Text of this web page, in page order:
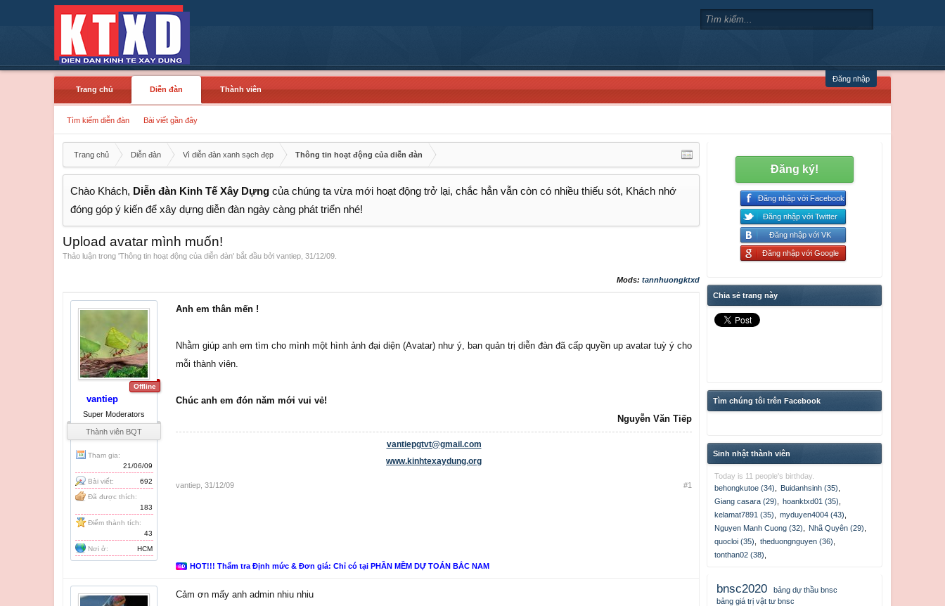
Đăng nhập
Trang chủ
Diễn đàn
Tìm kiếm diễn đàn Bài viết gần đây
Thành viên
Trang chủ Diễn đàn Vì diễn đàn xanh sạch đẹp Thông tin hoạt động của diễn đàn
Chào Khách, Diễn đàn Kinh Tế Xây Dựng của chúng ta vừa mới hoạt động trở lại, chắc hẳn vẫn còn có nhiều thiếu sót, Khách nhớ
đóng góp ý kiến để xây dựng diễn đàn ngày càng phát triển nhé!
Upload avatar mình muốn!
Thảo luận trong 'Thông tin hoạt động của diễn đàn' bắt đầu bởi vantiep 31/12/09
Mods: tannhuongktxd
Offline
vantiep
Super Moderators
Thành viên BQT
Tham gia:
21/06/09
Bài viết:
692
Đã được thích:
183
Điểm thành tích:
43
Nơi ở:
HCM
Anh em thân mến !
Nhằm giúp anh em tìm cho mình một hình ảnh đại diện (Avatar) như ý, ban quản trị diễn đàn đã cấp quyền up avatar tuỳ ý cho
mỗi thành viên.
Chúc anh em đón năm mới vui vẻ!
Nguyễn Văn Tiếp​
vantiepgtvt@gmail.com
www.kinhtexaydung.org
vantiep 31/12/09 #1
HOT!!! Thẩm tra Định mức & Đơn giá: Chỉ có tại PHẦN MỀM DỰ TOÁN BẮC NAM
Cảm ơn mấy anh admin nhiu nhiu
Đăng ký!
Đăng nhập với Facebook
Đăng nhập với Twitter
Đăng nhập với VK
Đăng nhập với Google
Chia sẻ trang này
Tìm chúng tôi trên Facebook
Sinh nhật thành viên
Today is 11 people's birthday.
behongkutoe (34)
Buidanhsinh (35)
Giang casara (29)
hoanktxd01 (35)
kelamat7891 (35)
myduyen4004 (43)
Nguyen Manh Cuong (32)
Nhã Quyên (29)
quocloi (35)
theduongnguyen (36)
tonthan02 (38)
bnsc2020
bảng dự thầu bnsc
bảng giá trị vật tư bnsc